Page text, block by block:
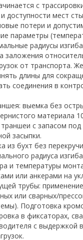
с
доступности мест
потери и
параметры
радиусы
заложения
от транспорта.
длины для
соединения в
выемка без
материала
с запасом под
засыпки.
из бухт без
радиуса
и температуры
или анкерами на
трубы:
или сварных/
Подготовка
в фиксаторах,
с выдержкой